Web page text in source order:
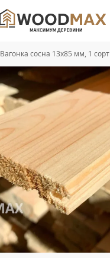
Вагонка сосна 13х85 мм, 1 сорт